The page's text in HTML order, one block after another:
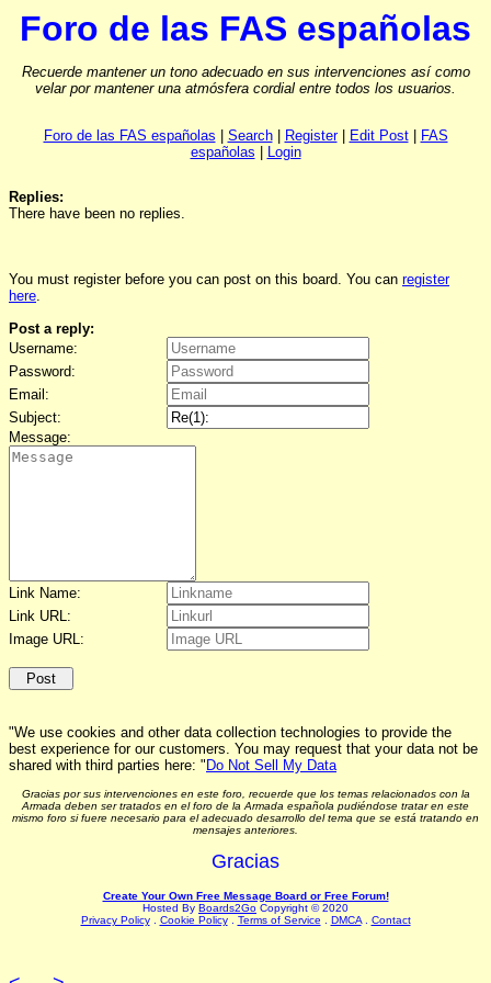
Foro de las FAS españolas
Recuerde mantener un tono adecuado en sus intervenciones así como
velar por mantener una atmósfera cordial entre todos los usuarios.
Foro de las FAS españolas Search| Register| Edit Post|
FAS
españolas
Login
Replies:
There have been no replies.
You must register before you can post on this board. You can register
here.
Post a reply:
Username:
Password:
Email:
Subject:
Message:
Link Name:
Link URL:
Image URL:
"We use cookies and other data collection technologies to provide the
best experience for our customers. You may request that your data not be
shared with third parties here: " Do Not Sell My Data
Gracias por sus intervenciones en este foro, recuerde que los temas relacionados con la
Armada deben ser tratados en el foro de la Armada española pudiéndose tratar en este
mismo foro si fuere necesario para el adecuado desarrollo del tema que se está tratando en
mensajes anteriores.
Gracias
Create Your Own Free Message Board or Free Forum!
Hosted By Boards2Go Copyright © 2020
Privacy Policy. Cookie Policy. Terms of Service DMCA. Contact